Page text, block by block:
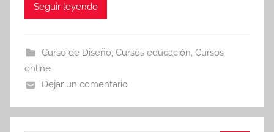
Seguir leyendo
Curso de Diseño, Cursos educación, Cursos
online
Dejar un comentario